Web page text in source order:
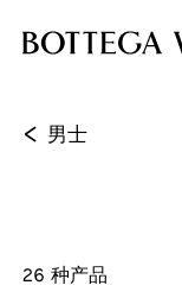
< 男士
26 种产品